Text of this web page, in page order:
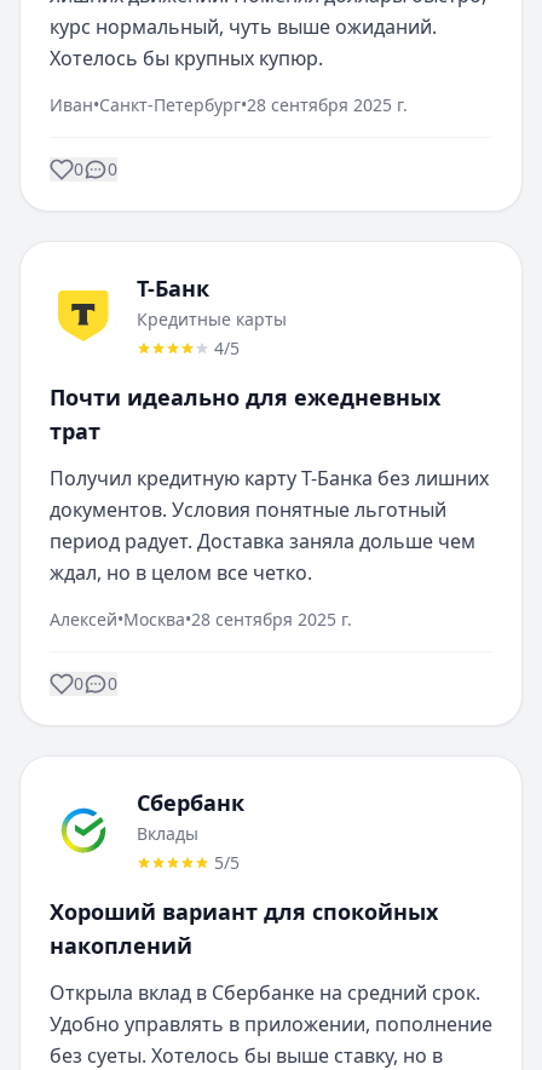
курс нормальный, чуть выше ожиданий.
Хотелось бы крупных купюр.
Иван•Санкт-Петербург•28 сентября 2025 г.
0 0
Т-Банк
Кредитные карты
4/5
Почти идеально для ежедневных
трат
Получил кредитную карту Т-Банка без лишних
документов. Условия понятные льготный
период радует. Доставка заняла дольше чем
ждал, но в целом все четко.
Алексей•Москва•28 сентября 2025 г.
0 0
Сбербанк
Вклады
5/5
Хороший вариант для спокойных
накоплений
Открыла вклад в Сбербанке на средний срок.
Удобно управлять в приложении, пополнение
без суеты. Хотелось бы выше ставку, но в